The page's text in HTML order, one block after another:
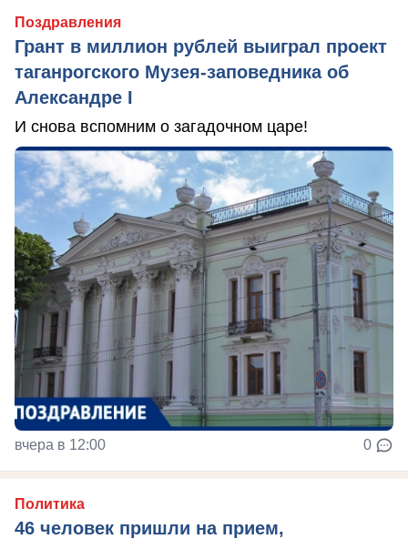
Поздравления
Грант в миллион рублей выиграл проект
таганрогского Музея-заповедника об
Александре I
И снова вспомним о загадочном царе!
вчера в 12:00 0
Политика
46 человек пришли на прием,